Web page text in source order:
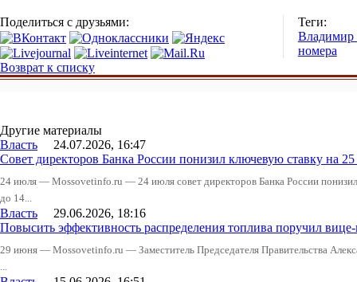
Поделиться с друзьями:
Теги:
Владимир
номера
Возврат к списку
Другие материалы
Власть 24.07.2026, 16:47
Совет директоров Банка России понизил ключевую ставку на
24 июля — Mossovetinfo.ru — 24 июля совет директоров Банка России
до 14...
Власть 29.06.2026, 18:16
Повысить эффективность распределения топлива поручил
29 июня — Mossovetinfo.ru — Заместитель Председателя Правительства
...